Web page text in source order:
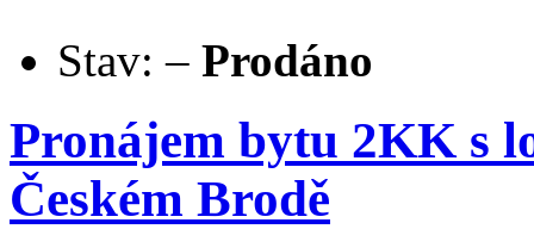
Stav: – Prodáno
Pronájem bytu 2KK s
Českém Brodě